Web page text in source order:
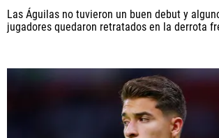
Las Águilas no tuvieron un buen debut y
jugadores quedaron retratados en la derrota